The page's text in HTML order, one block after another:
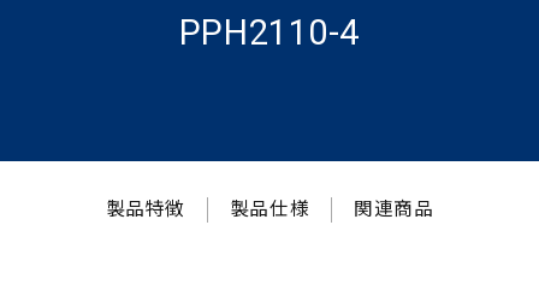
PPH2110-4
製品特徴 製品仕様 関連商品